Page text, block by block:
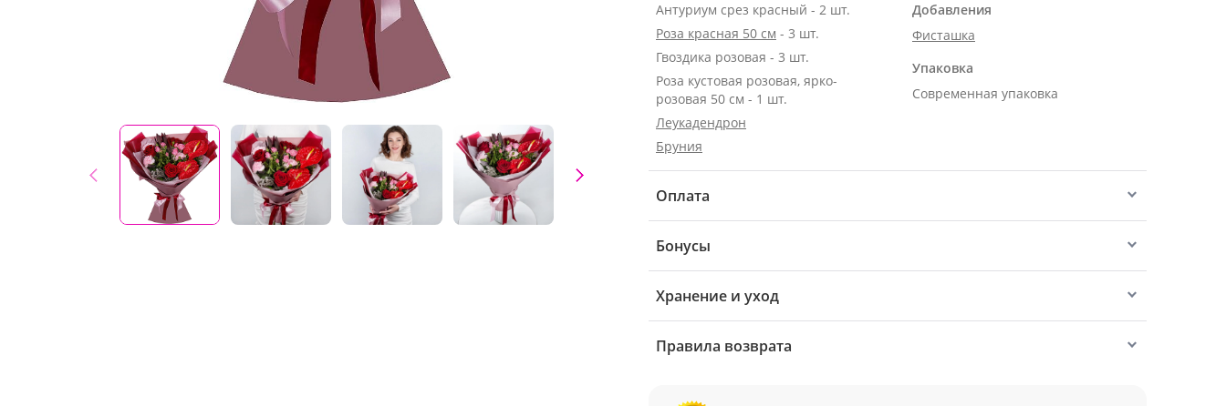
Антуриум срез красный - 2 шт.
Роза красная 50 см - 3 шт.
Гвоздика розовая - 3 шт.
Роза кустовая розовая, ярко-
розовая 50 см - 1 шт.
Леукадендрон
Бруния
Добавления
Фисташка
Упаковка
Современная упаковка
Оплата
Бонусы
Хранение и уход
Правила возврата